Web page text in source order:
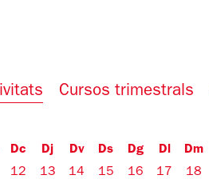
Cursos trimestrals
Dc
12
Dj
13
Dv
14
Ds
15
Dg
16
Dl
17
Dm
18